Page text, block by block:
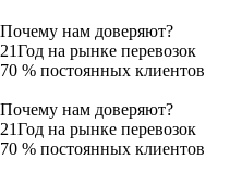
Почему нам доверяют?
21Год на рынке перевозок
70 % постоянных клиентов
Почему нам доверяют?
21Год на рынке перевозок
70 % постоянных клиентов